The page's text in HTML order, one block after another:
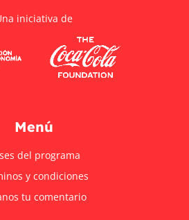
iniciativa de
Menú
del programa
y condiciones
tu comentario